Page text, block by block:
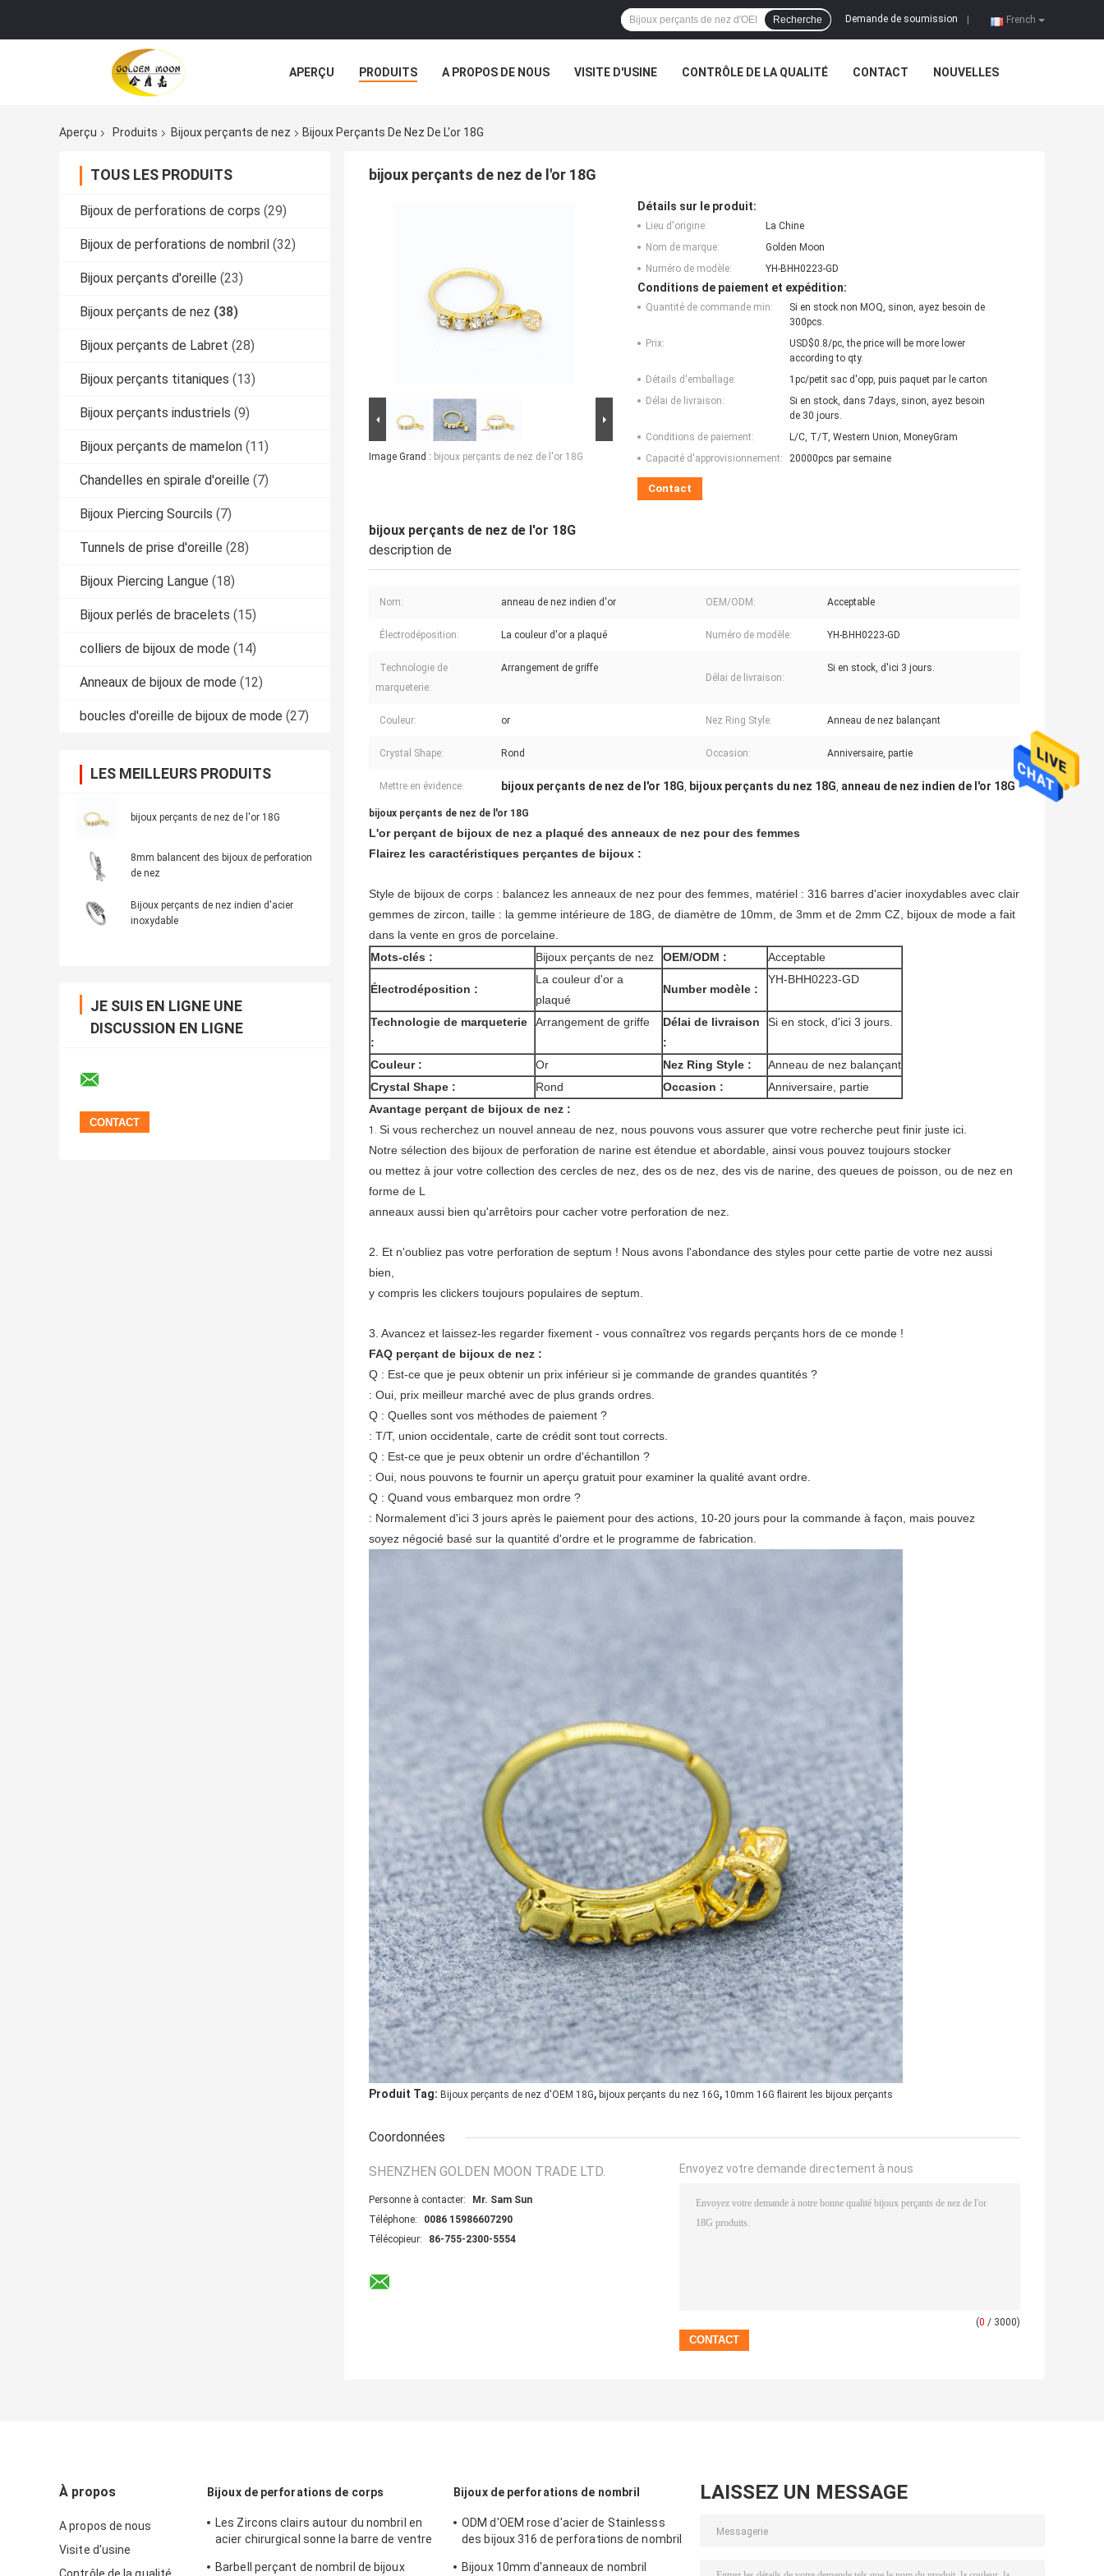
French
Demande de soumission
Recherche
APERÇU PRODUITS A PROPOS DE NOUS VISITE D'USINE CONTRÔLE DE LA QUALITÉ CONTACT NOUVELLES
Aperçu
Produits Bijoux perçants de nez Bijoux Perçants De Nez De L'or 18G
TOUS LES PRODUITS
Bijoux de perforations de corps (29)
Bijoux de perforations de nombril (32)
Bijoux perçants d'oreille (23)
Bijoux perçants de nez (38)
Bijoux perçants de Labret (28)
Bijoux perçants titaniques (13)
Bijoux perçants industriels (9)
Bijoux perçants de mamelon (11)
Chandelles en spirale d'oreille (7)
Bijoux Piercing Sourcils (7)
Tunnels de prise d'oreille (28)
Bijoux Piercing Langue (18)
Bijoux perlés de bracelets (15)
colliers de bijoux de mode (14)
Anneaux de bijoux de mode (12)
boucles d'oreille de bijoux de mode (27)
LES MEILLEURS PRODUITS
bijoux perçants de nez de l'or 18G
8mm balancent des bijoux de perforation
de nez
Bijoux perçants de nez indien d'acier
inoxydable
JE SUIS EN LIGNE UNE
DISCUSSION EN LIGNE
bijoux perçants de nez de l'or 18G
Image Grand : bijoux perçants de nez de l'or 18G
Détails sur le produit:
Lieu d'origine:
La Chine
Nom de marque:
Golden Moon
Numéro de modèle:
YH-BHH0223-GD
Conditions de paiement et expédition:
Quantité de commande min:
Si en stock non MOQ, sinon, ayez besoin de
300pcs.
Prix:
USD$0.8/pc, the price will be more lower
according to qty.
Détails d'emballage:
1pc/petit sac d'opp, puis paquet par le carton
Délai de livraison:
Si en stock, dans 7days, sinon, ayez besoin
de 30 jours.
Conditions de paiement:
L/C, T/T, Western Union, MoneyGram
Capacité d'approvisionnement:
20000pcs par semaine
Contact
bijoux perçants de nez de l'or 18G
description de
Nom: anneau de nez indien d'or OEM/ODM: Acceptable
Électrodéposition: La couleur d'or a plaqué Numéro de modèle: YH-BHH0223-GD
Technologie de
marqueterie:
Arrangement de griffe
Délai de livraison:
Si en stock, d'ici 3 jours.
Couleur: or Nez Ring Style: Anneau de nez balançant
Crystal Shape: Rond Occasion: Anniversaire, partie
Mettre en évidence: bijoux perçants de nez de l'or 18G, bijoux perçants du nez 18G, anneau de nez indien de l'or 18G
bijoux perçants de nez de l'or 18G
L'or perçant de bijoux de nez a plaqué des anneaux de nez pour des femmes
Flairez les caractéristiques perçantes de bijoux :
Style de bijoux de corps : balancez les anneaux de nez pour des femmes, matériel : 316 barres d'acier inoxydables avec clair
gemmes de zircon, taille : la gemme intérieure de 18G, de diamètre de 10mm, de 3mm et de 2mm CZ, bijoux de mode a fait
dans la vente en gros de porcelaine.
Mots-clés :
Bijoux perçants de nez OEM/ODM : Acceptable
Électrodéposition :
La couleur d'or a
plaqué
Number modèle :
YH-BHH0223-GD
Technologie de marqueterie
:
Arrangement de griffe
Délai de livraison
:
Si en stock, d'ici 3 jours.
Couleur : Or Nez Ring Style :
Anneau de nez balançant
Crystal Shape :
Rond Occasion :
Anniversaire, partie
Avantage perçant de bijoux de nez :
1. Si vous recherchez un nouvel anneau de nez, nous pouvons vous assurer que votre recherche peut finir juste ici.
Notre sélection des bijoux de perforation de narine est étendue et abordable, ainsi vous pouvez toujours stocker
ou mettez à jour votre collection des cercles de nez, des os de nez, des vis de narine, des queues de poisson, ou de nez en
forme de L
anneaux aussi bien qu'arrêtoirs pour cacher votre perforation de nez.
2. Et n'oubliez pas votre perforation de septum ! Nous avons l'abondance des styles pour cette partie de votre nez aussi
bien,
y compris les clickers toujours populaires de septum.
3. Avancez et laissez-les regarder fixement - vous connaîtrez vos regards perçants hors de ce monde !
FAQ perçant de bijoux de nez :
Q : Est-ce que je peux obtenir un prix inférieur si je commande de grandes quantités ?
: Oui, prix meilleur marché avec de plus grands ordres.
Q : Quelles sont vos méthodes de paiement ?
: T/T, union occidentale, carte de crédit sont tout corrects.
Q : Est-ce que je peux obtenir un ordre d'échantillon ?
: Oui, nous pouvons te fournir un aperçu gratuit pour examiner la qualité avant ordre.
Q : Quand vous embarquez mon ordre ?
: Normalement d'ici 3 jours après le paiement pour des actions, 10-20 jours pour la commande à façon, mais pouvez
soyez négocié basé sur la quantité d'ordre et le programme de fabrication.
Produit Tag: Bijoux perçants de nez d'OEM 18G, bijoux perçants du nez 16G, 10mm 16G flairent les bijoux perçants
Coordonnées
SHENZHEN GOLDEN MOON TRADE LTD.
Personne à contacter:
Mr. Sam Sun
Téléphone:
0086 15986607290
Télécopieur:
86-755-2300-5554
Envoyez votre demande directement à nous
(0 / 3000)
À propos
A propos de nous
Visite d'usine
Bijoux de perforations de corps
Les Zircons clairs autour du nombril en
acier chirurgical sonne la barre de ventre
Barbell perçant de nombril de bijoux
Bijoux de perforations de nombril
ODM d'OEM rose d'acier de Stainlesss
des bijoux 316 de perforations de nombril
Bijoux 10mm d'anneaux de nombril
LAISSEZ UN MESSAGE